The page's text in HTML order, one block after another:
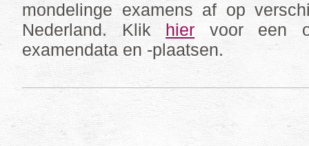
mondelinge examens af op
Nederland. Klik
hier voor een
examendata en -plaatsen.